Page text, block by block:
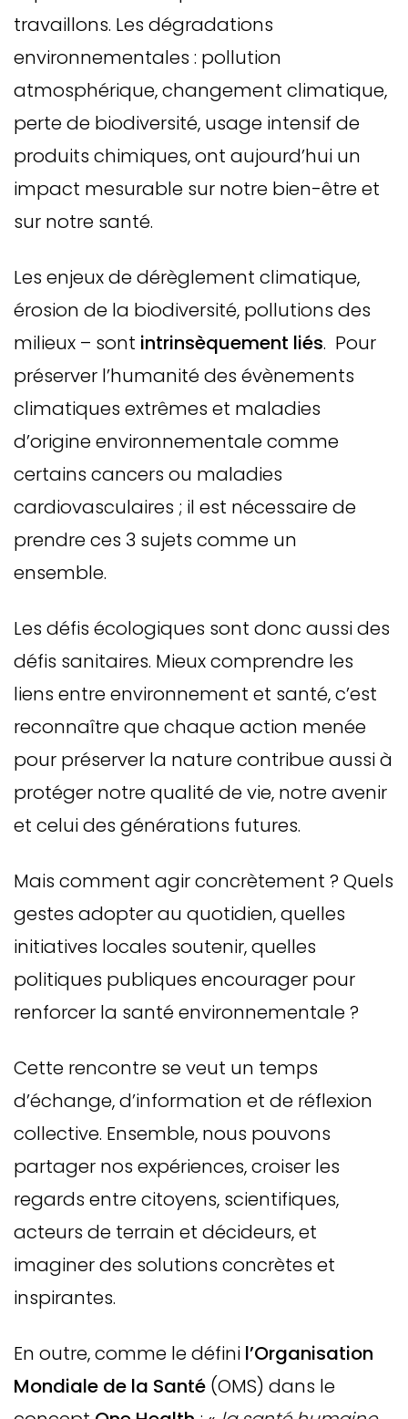
travaillons. Les dégradations
environnementales : pollution
atmosphérique, changement climatique,
perte de biodiversité, usage intensif de
produits chimiques, ont aujourd’hui un
impact mesurable sur notre bien-être et
sur notre santé.
Les enjeux de dérèglement climatique,
érosion de la biodiversité, pollutions des
milieux – sont intrinsèquement liés. Pour
préserver l’humanité des évènements
climatiques extrêmes et maladies
d’origine environnementale comme
certains cancers ou maladies
cardiovasculaires ; il est nécessaire de
prendre ces 3 sujets comme un
ensemble.
Les défis écologiques sont donc aussi des
défis sanitaires. Mieux comprendre les
liens entre environnement et santé, c’est
reconnaître que chaque action menée
pour préserver la nature contribue aussi à
protéger notre qualité de vie, notre avenir
et celui des générations futures.
Mais comment agir concrètement ? Quels
gestes adopter au quotidien, quelles
initiatives locales soutenir, quelles
politiques publiques encourager pour
renforcer la santé environnementale ?
Cette rencontre se veut un temps
d’échange, d’information et de réflexion
collective. Ensemble, nous pouvons
partager nos expériences, croiser les
regards entre citoyens, scientifiques,
acteurs de terrain et décideurs, et
imaginer des solutions concrètes et
inspirantes.
En outre, comme le défini l’Organisation
Mondiale de la Santé (OMS) dans le